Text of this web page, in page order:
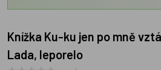
Knížka Ku-ku jen po mně vztáhněte ruku- Josef
Lada, leporelo